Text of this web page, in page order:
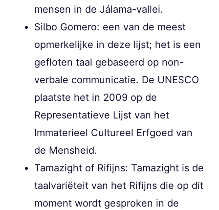
mensen in de Jálama-vallei.
Silbo Gomero: een van de meest
opmerkelijke in deze lijst; het is een
gefloten taal gebaseerd op non-
verbale communicatie. De UNESCO
plaatste het in 2009 op de
Representatieve Lijst van het
Immaterieel Cultureel Erfgoed van
de Mensheid.
Tamazight of Rifijns: Tamazight is de
taalvariëteit van het Rifijns die op dit
moment wordt gesproken in de